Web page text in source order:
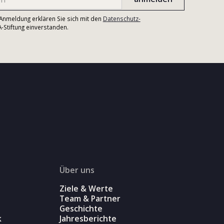
erklären Sie sich mit den Datenschutz-
Stiftung einverstanden.
Über uns
Ziele & Werte
Team & Partner
Geschichte
Jahresberichte